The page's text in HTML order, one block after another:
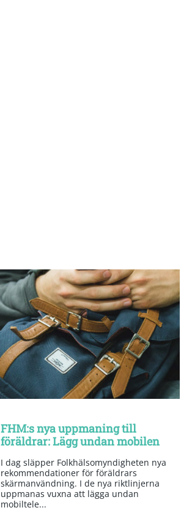
FHM:s nya uppmaning till
föräldrar: Lägg undan mobilen
I dag släpper Folkhälsomyndigheten nya
rekommendationer för föräldrars
skärmanvändning. I de nya riktlinjerna
uppmanas vuxna att lägga undan
mobiltele...